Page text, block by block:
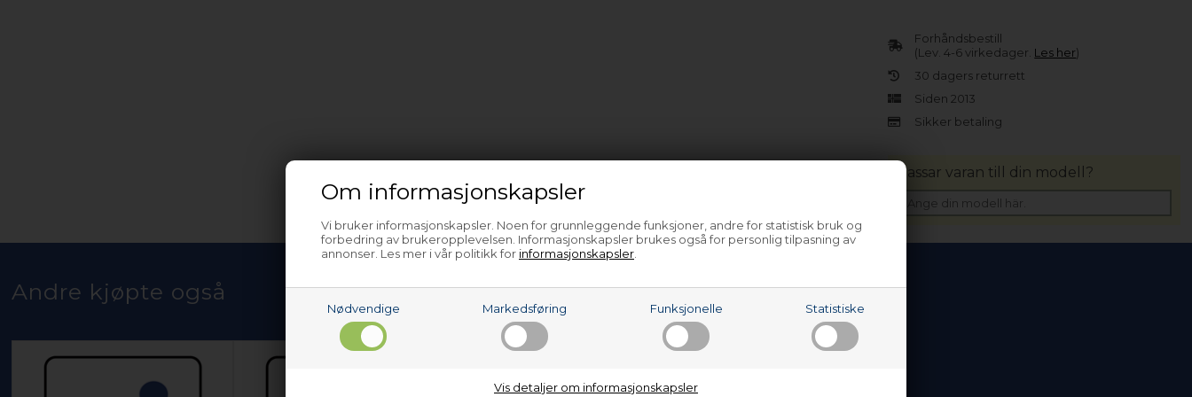
Om informasjonskapsler
Vi bruker informasjonskapsler. Noen for grunnleggende funksjoner, andre for statistisk bruk og
forbedring av brukeropplevelsen. Informasjonskapsler brukes også for personlig tilpasning av
annonser. Les mer i vår politikk for informasjonskapsler
Nødvendige Markedsføring Funksjonelle Statistiske
Vis detaljer om informasjonskapsler
Forhåndsbestill
(Lev. 4-6 virkedager. Les her)
30 dagers returrett
Siden 2013
Sikker betaling
Passar varan till din modell?
Andre kjøpte også